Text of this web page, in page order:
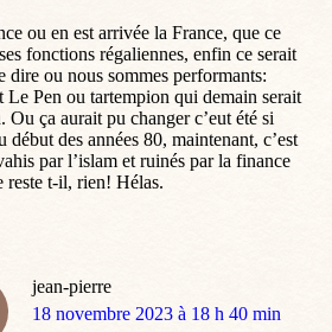
ou en est arrivée la France, que ce
fonctions régaliennes, enfin ce serait
dire ou nous sommes performants:
Pen ou tartempion qui demain serait
Ou ça aurait pu changer c’eut été si
début des années 80, maintenant, c’est
par l’islam et ruinés par la finance
reste t-il, rien! Hélas.
jean-pierre
dit
18 novembre 2023 à 18 h 40 min